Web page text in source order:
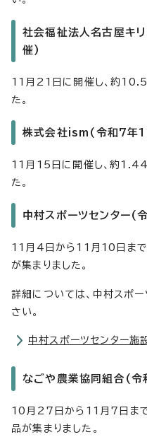
社会福祉法人名古屋キ
催)
11月21日に開催し、約10.5
た。
株式会社ism(令和7年
11月15日に開催し、約1.44
た。
中村スポーツセンター(
11月4日から11月10日まで
が集まりました。
詳細については、中村スポ
さい。
中村スポーツセンター施
なごや農業協同組合(
10月27日から11月7日ま
品が集まりました。